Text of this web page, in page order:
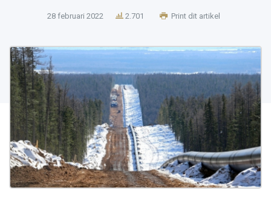
28 februari 2022 2.701 Print dit artikel